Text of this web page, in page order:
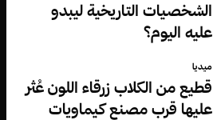
الشخصيات التاريخية ليبدو
عليه اليوم؟
ميديا
قطيع من الكلاب زرقاء اللون عُثر
عليها قرب مصنع كيماويات